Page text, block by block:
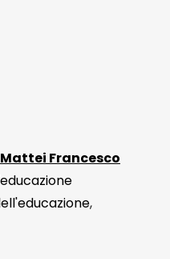
Mattei Francesco
,